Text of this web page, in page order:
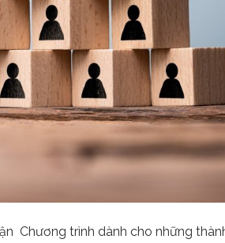
Chương trình dành cho những